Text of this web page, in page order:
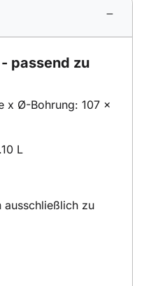
passend zu
x Ø-Bohrung: 107 x
L
ausschließlich zu